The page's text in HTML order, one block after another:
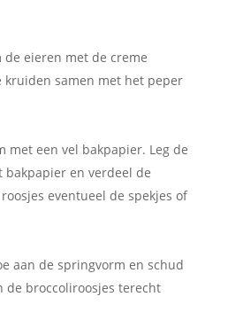
de eieren met de creme
kruiden samen met het peper
met een vel bakpapier. Leg de
bakpapier en verdeel de
eventueel de spekjes of
aan de springvorm en schud
de broccoliroosjes terecht